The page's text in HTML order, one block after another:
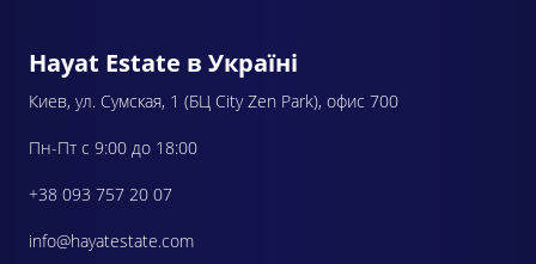
Hayat Estate в Україні
Киев, ул. Сумская, 1 (БЦ City Zen Park), офис 700
Пн-Пт с 9:00 до 18:00
+38 093 757 20 07
info@hayatestate.com